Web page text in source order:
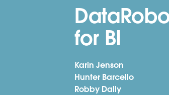
for BI
Karin Jenson
Hunter Barcello
Robby Dally